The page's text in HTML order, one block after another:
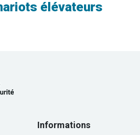
élévateurs
Informations